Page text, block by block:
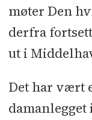
møter Den
derfra
ut i
Det har vært